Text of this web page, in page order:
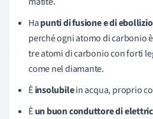
Hapunti di fusione e di
perché ogni atomo di carbonio
tre atomi di carbonio con forti
come nel diamante.
Èinsolubilein acqua, proprio
Èun buon conduttore di